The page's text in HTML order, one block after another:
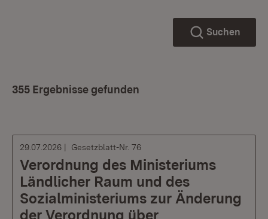
Suchen
355 Ergebnisse gefunden
29.07.2026 Gesetzblatt-Nr. 76
Verordnung des Ministeriums
Ländlicher Raum und des
Sozialministeriums zur Änderung
der Verordnung über